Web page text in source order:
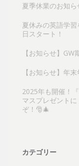
夏季休業のお知ら
夏休みの英語学
日スタート！
【お知らせ】
【お知らせ】年
2025年も開催！
マスプレゼント
ぞ！🎅🎄
カテゴリー